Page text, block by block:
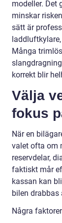
modeller. Det
minskar
sätt är
Många
korrekt blir
Välja
fokus
När en
valet ofta om
reservdelar,
faktiskt mår
kassan kan
bilen drabbas
Några